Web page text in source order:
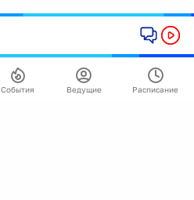
События Ведущие Расписание